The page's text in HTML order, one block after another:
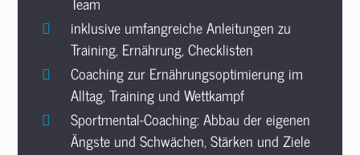
inklusive umfangreiche Anleitungen zu
Training, Ernährung, Checklisten
Coaching zur Ernährungsoptimierung im
Alltag, Training und Wettkampf
Sportmental-Coaching: Abbau der eigenen
Ängste und Schwächen, Stärken und Ziele